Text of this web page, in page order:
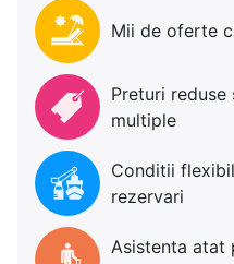
Mii de oferte
Preturi
multiple
Conditii
rezervari
Asistenta atat